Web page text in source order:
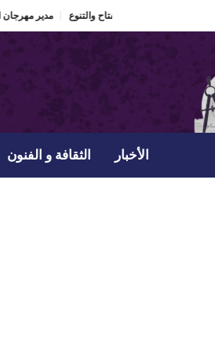
مدير مهرجان
الثقافة و الفنون الأخبار